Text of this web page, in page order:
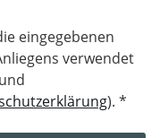
eingegebenen
verwendet
). *